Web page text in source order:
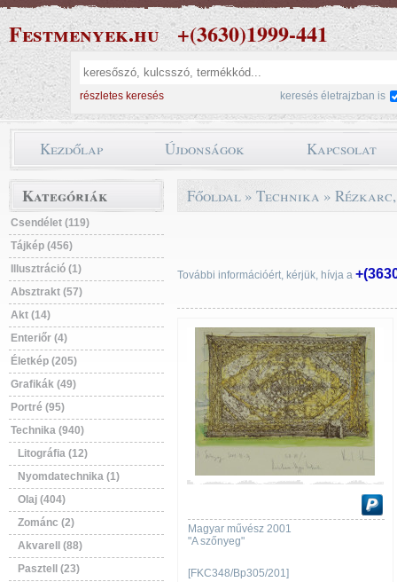
Festmenyek.hu +(3630)1999-441
részletes keresés keresés életrajzban is
Kezdőlap Újdonságok Kapcsolat
Kategóriák
Csendélet (119)
Tájkép (456)
Illusztráció (1)
Absztrakt (57)
Akt (14)
Enteriőr (4)
Életkép (205)
Grafikák (49)
Portré (95)
Technika (940)
Litográfia (12)
Nyomdatechnika (1)
Olaj (404)
Zománc (2)
Akvarell (88)
Pasztell (23)
Főoldal » Technika »
További információért, kérjük, hívja a
Magyar művész 2001
"A szőnyeg"
[FKC348/Bp305/201]